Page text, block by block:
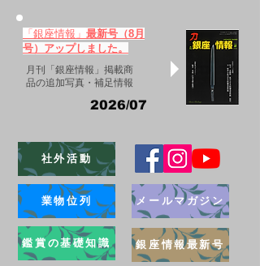
「銀座情報」 最新号（8月
号）アップしました。
月刊「銀座情報」掲載商
品の追加写真・補足情報
2026/07
社外活動
業物位列
鑑賞の基礎知識
メールマガジン
銀座情報最新号